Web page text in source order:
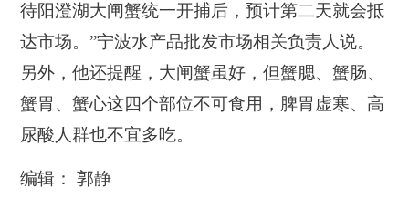
待阳澄湖大闸蟹统一开捕后，预计第二天就会抵
达市场。”宁波水产品批发市场相关负责人说。
另外，他还提醒，大闸蟹虽好，但蟹腮、蟹肠、
蟹胃、蟹心这四个部位不可食用，脾胃虚寒、高
尿酸人群也不宜多吃。
编辑： 郭静